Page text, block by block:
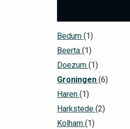
Bedum (1)
Beerta (1)
Doezum (1)
Groningen (6)
Haren (1)
Harkstede (2)
Kolham (1)